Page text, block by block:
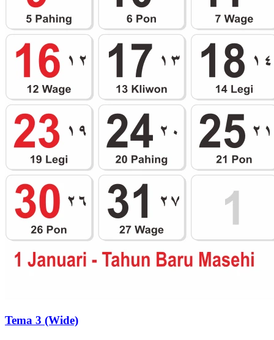
Tema 3 (Wide)